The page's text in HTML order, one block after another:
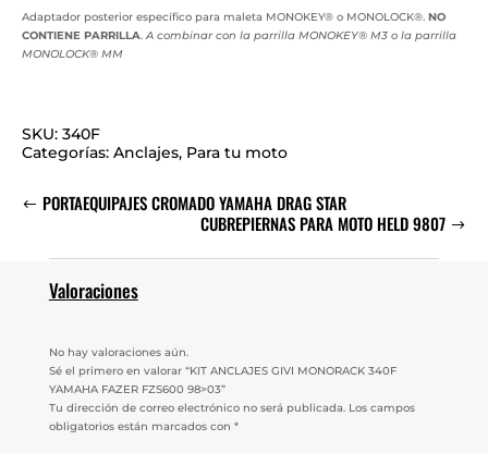
Adaptador posterior específico para maleta MONOKEY® o MONOLOCK®. NO
CONTIENE PARRILLA.A combinar con la parrilla MONOKEY® M3 o la parrilla
MONOLOCK® MM
SKU: 340F
Categorías: Anclajes, Para tu moto
PORTAEQUIPAJES CROMADO YAMAHA DRAG STAR
CUBREPIERNAS PARA MOTO HELD 9807
Valoraciones
No hay valoraciones aún.
Sé el primero en valorar “KIT ANCLAJES GIVI MONORACK 340F
YAMAHA FAZER FZS600 98>03”
Tu dirección de correo electrónico no será publicada. Los campos
obligatorios están marcados con *